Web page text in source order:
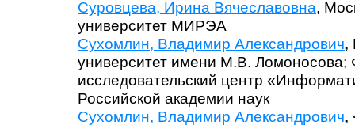
Суровцева, Ирина Вячеславовна,
университет МИРЭА
Сухомлин, Владимир Александрович,
университет имени М.В.
исследовательский центр
Российской академии наук
Сухомлин, Владимир Александрович,